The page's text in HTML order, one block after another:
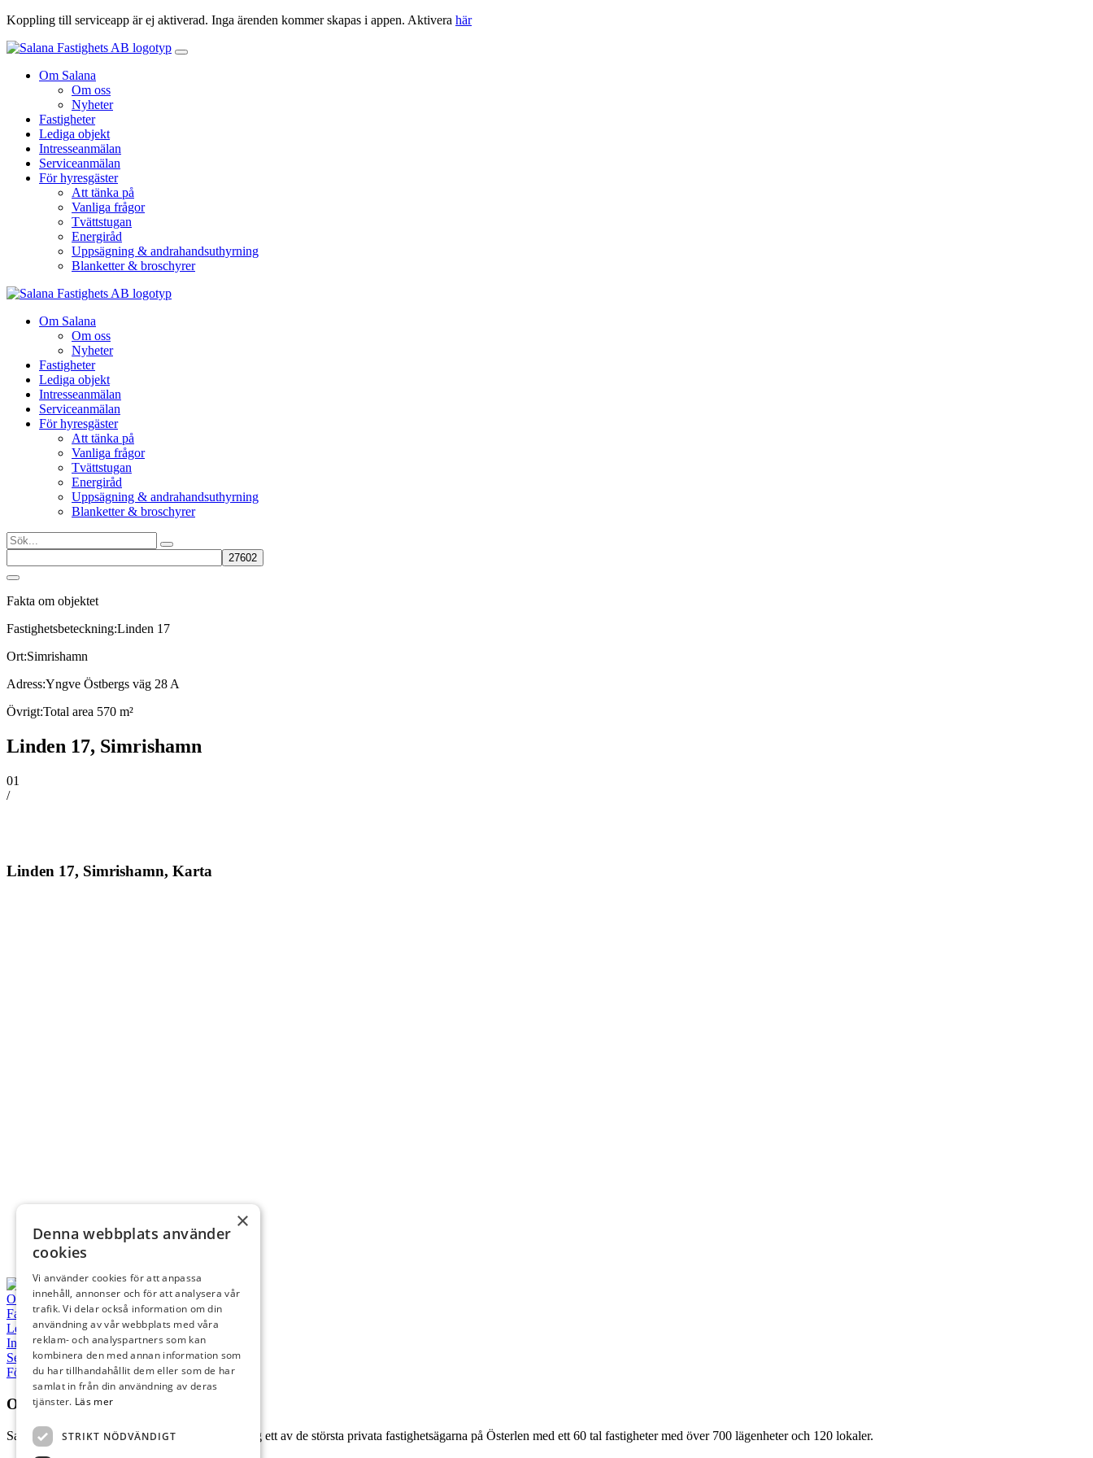
Koppling till serviceapp är ej aktiverad. Inga ärenden kommer skapas i appen. Aktivera här
Om Salana
Om oss
Nyheter
Fastigheter
Lediga objekt
Intresseanmälan
Serviceanmälan
För hyresgäster
Att tänka på
Vanliga frågor
Tvättstugan
Energiråd
Uppsägning & andrahandsuthyrning
Blanketter & broschyrer
Om Salana
Om oss
Nyheter
Fastigheter
Lediga objekt
Intresseanmälan
Serviceanmälan
För hyresgäster
Att tänka på
Vanliga frågor
Tvättstugan
Energiråd
Uppsägning & andrahandsuthyrning
Blanketter & broschyrer
Fakta om objektet
Fastighetsbeteckning:Linden 17
Ort:Simrishamn
Adress:Yngve Östbergs väg 28 A
Övrigt:Total area 570 m²
Linden 17, Simrishamn
01
/
Linden 17, Simrishamn, Karta
Om salana
Fastigheter
Lediga objekt
Intresseanmälan
Serviceanmälan
För hyresgäster
Om oss
Salana Fastighets AB grundades 1847 och är idag ett av de största privata fastighetsägarna på Österlen med ett 60 tal fastigheter med över 700 lägenheter och 120 lokaler.
×
Denna webbplats använder
cookies
Vi använder cookies för att anpassa
innehåll, annonser och för att analysera vår
trafik. Vi delar också information om din
användning av vår webbplats med våra
reklam- och analyspartners som kan
kombinera den med annan information som
du har tillhandahållit dem eller som de har
samlat in från din användning av deras
tjänster. Läs mer
STRIKT NÖDVÄNDIGT